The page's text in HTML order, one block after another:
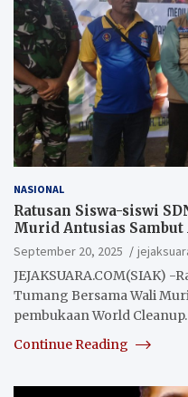
NASIONAL
Ratusan Siswa-siswi
Murid Antusias Sambut
September 20, 2025
JEJAKSUARA.COM(SIAK) -
Tumang Bersama Wali
pembukaan World
Continue Reading